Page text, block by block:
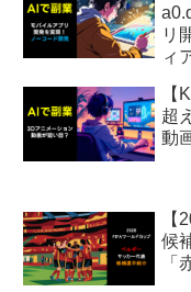
リ
ィ
超
動
候
「